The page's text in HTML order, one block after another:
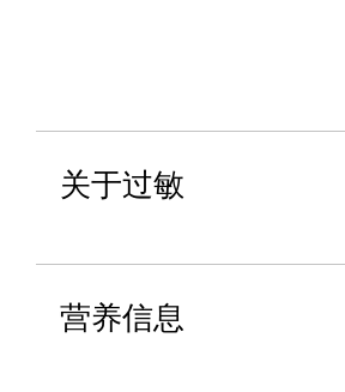
关于过敏
营养信息